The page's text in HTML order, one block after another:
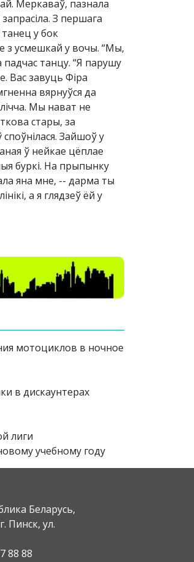
Меркаваў, пазнала
З першага
у бок
з усмешкай у вочы. “Мы,
падчас танцу. “Я парушу
Вас завуць Фіра
вярнуўся да
Мы нават не
стары, за
Зайшоў у
ў нейкае цёплае
буркі. На прыпынку
яна мне, -- дарма ты
а я глядзеў ёй у
мотоциклов в ночное
в дискаунтерах
лиги
учебному году
Беларусь,
Пинск, ул.
88 88